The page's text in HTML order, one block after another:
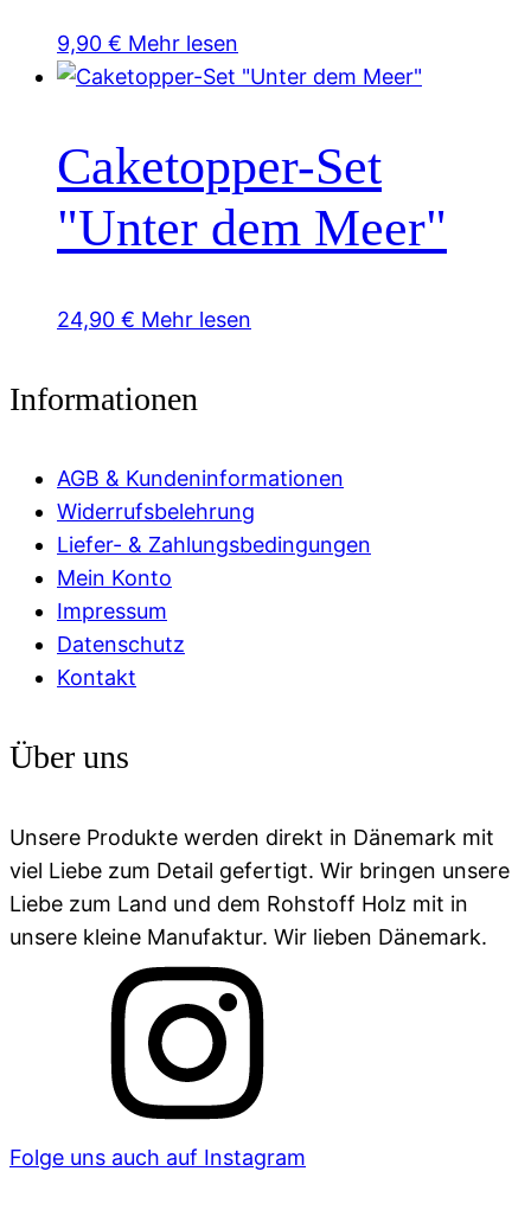
9,90 € Mehr lesen
Caketopper-Set
"Unter dem Meer"
24,90 € Mehr lesen
Informationen
AGB & Kundeninformationen
Widerrufsbelehrung
Liefer- & Zahlungsbedingungen
Mein Konto
Impressum
Datenschutz
Kontakt
Über uns
Unsere Produkte werden direkt in Dänemark mit
viel Liebe zum Detail gefertigt. Wir bringen unsere
Liebe zum Land und dem Rohstoff Holz mit in
unsere kleine Manufaktur. Wir lieben Dänemark.
Folge uns auch auf Instagram